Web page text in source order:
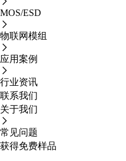
MOS/ESD
物联网模组
应用案例
行业资讯
联系我们
关于我们
常见问题
获得免费样品